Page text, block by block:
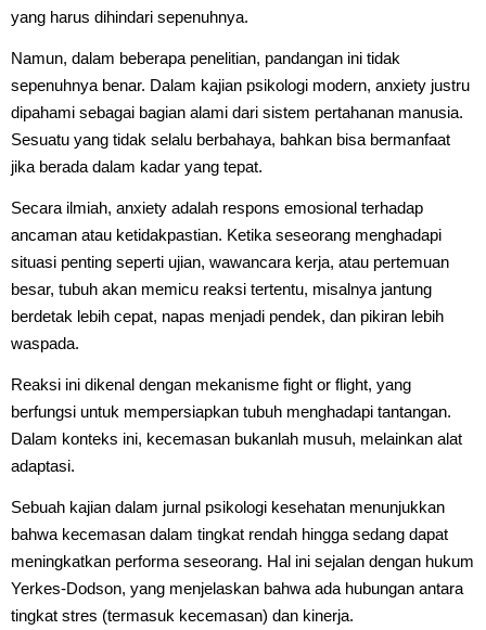
yang harus dihindari sepenuhnya.
Namun, dalam beberapa penelitian, pandangan ini tidak
sepenuhnya benar. Dalam kajian psikologi modern, anxiety justru
dipahami sebagai bagian alami dari sistem pertahanan manusia.
Sesuatu yang tidak selalu berbahaya, bahkan bisa bermanfaat
jika berada dalam kadar yang tepat.
Secara ilmiah, anxiety adalah respons emosional terhadap
ancaman atau ketidakpastian. Ketika seseorang menghadapi
situasi penting seperti ujian, wawancara kerja, atau pertemuan
besar, tubuh akan memicu reaksi tertentu, misalnya jantung
berdetak lebih cepat, napas menjadi pendek, dan pikiran lebih
waspada.
Reaksi ini dikenal dengan mekanisme fight or flight, yang
berfungsi untuk mempersiapkan tubuh menghadapi tantangan.
Dalam konteks ini, kecemasan bukanlah musuh, melainkan alat
adaptasi.
Sebuah kajian dalam jurnal psikologi kesehatan menunjukkan
bahwa kecemasan dalam tingkat rendah hingga sedang dapat
meningkatkan performa seseorang. Hal ini sejalan dengan hukum
Yerkes-Dodson, yang menjelaskan bahwa ada hubungan antara
tingkat stres (termasuk kecemasan) dan kinerja.